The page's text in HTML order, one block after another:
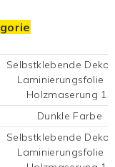
Dunkle Farbe